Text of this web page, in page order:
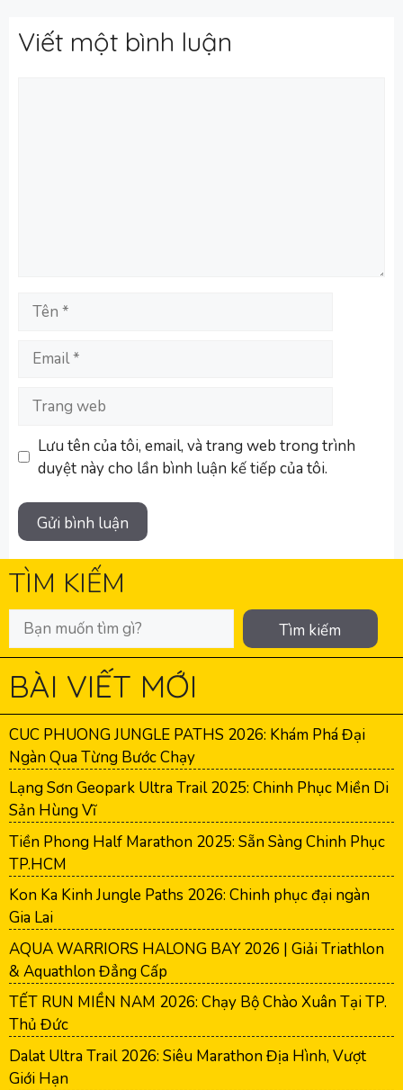
Viết một bình luận
Tên
Email
Trang
Lưu tên của tôi, email, và trang web trong trình
duyệt này cho lần bình luận kế tiếp của tôi.
TÌM KIẾM
Tìm kiếm
BÀI VIẾT MỚI
CUC PHUONG JUNGLE PATHS 2026: Khám Phá Đại
Ngàn Qua Từng Bước Chạy
Lạng Sơn Geopark Ultra Trail 2025: Chinh Phục Miền Di
Sản Hùng Vĩ
Tiền Phong Half Marathon 2025: Sẵn Sàng Chinh Phục
TP.HCM
Kon Ka Kinh Jungle Paths 2026: Chinh phục đại ngàn
Gia Lai
AQUA WARRIORS HALONG BAY 2026 | Giải Triathlon
& Aquathlon Đẳng Cấp
TẾT RUN MIỀN NAM 2026: Chạy Bộ Chào Xuân Tại TP.
Thủ Đức
Dalat Ultra Trail 2026: Siêu Marathon Địa Hình, Vượt
Giới Hạn